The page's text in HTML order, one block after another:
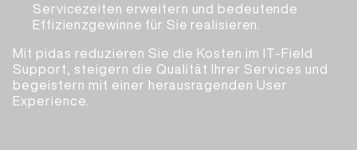
Servicezeiten erweitern und bedeutende
Effizienzgewinne für Sie realisieren.
Mit pidas reduzieren Sie die Kosten im IT-Field
Support, steigern die Qualität Ihrer Services und
begeistern mit einer herausragenden User
Experience.